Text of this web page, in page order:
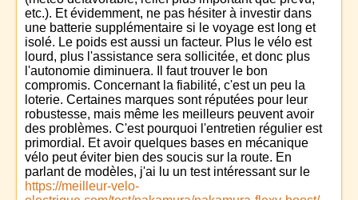
etc.). Et évidemment, ne pas hésiter à investir dans
une batterie supplémentaire si le voyage est long et
isolé. Le poids est aussi un facteur. Plus le vélo est
lourd, plus l'assistance sera sollicitée, et donc plus
l'autonomie diminuera. Il faut trouver le bon
compromis. Concernant la fiabilité, c'est un peu la
loterie. Certaines marques sont réputées pour leur
robustesse, mais même les meilleurs peuvent avoir
des problèmes. C'est pourquoi l'entretien régulier est
primordial. Et avoir quelques bases en mécanique
vélo peut éviter bien des soucis sur la route. En
parlant de modèles, j'ai lu un test intéressant sur le
https://meilleur-velo-